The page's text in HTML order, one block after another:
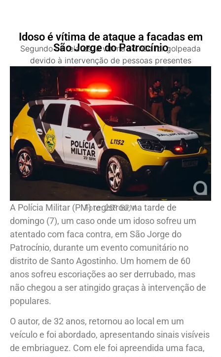
Idoso é vítima de ataque a facadas em
São Jorge do Patrocínio
Segundo os relatos, a vítima só não foi golpeada
devido à intervenção de pessoas presentes
Foto: 25º BPM
A Polícia Militar (PM) registrou, na tarde de
domingo (7), um caso onde um idoso sofreu um
atentado com faca contra, em São Jorge do
Patrocínio, durante um evento comunitário no
distrito de Santo Agostinho. Um homem de 60
anos sofreu escoriações ao ser derrubado, mas
não chegou a ser atingido graças à intervenção de
populares.
O autor, de 32 anos, retornou ao local em um
veículo e foi abordado, apresentando sinais visíveis
de embriaguez. Com ele foi apreendida uma faca,